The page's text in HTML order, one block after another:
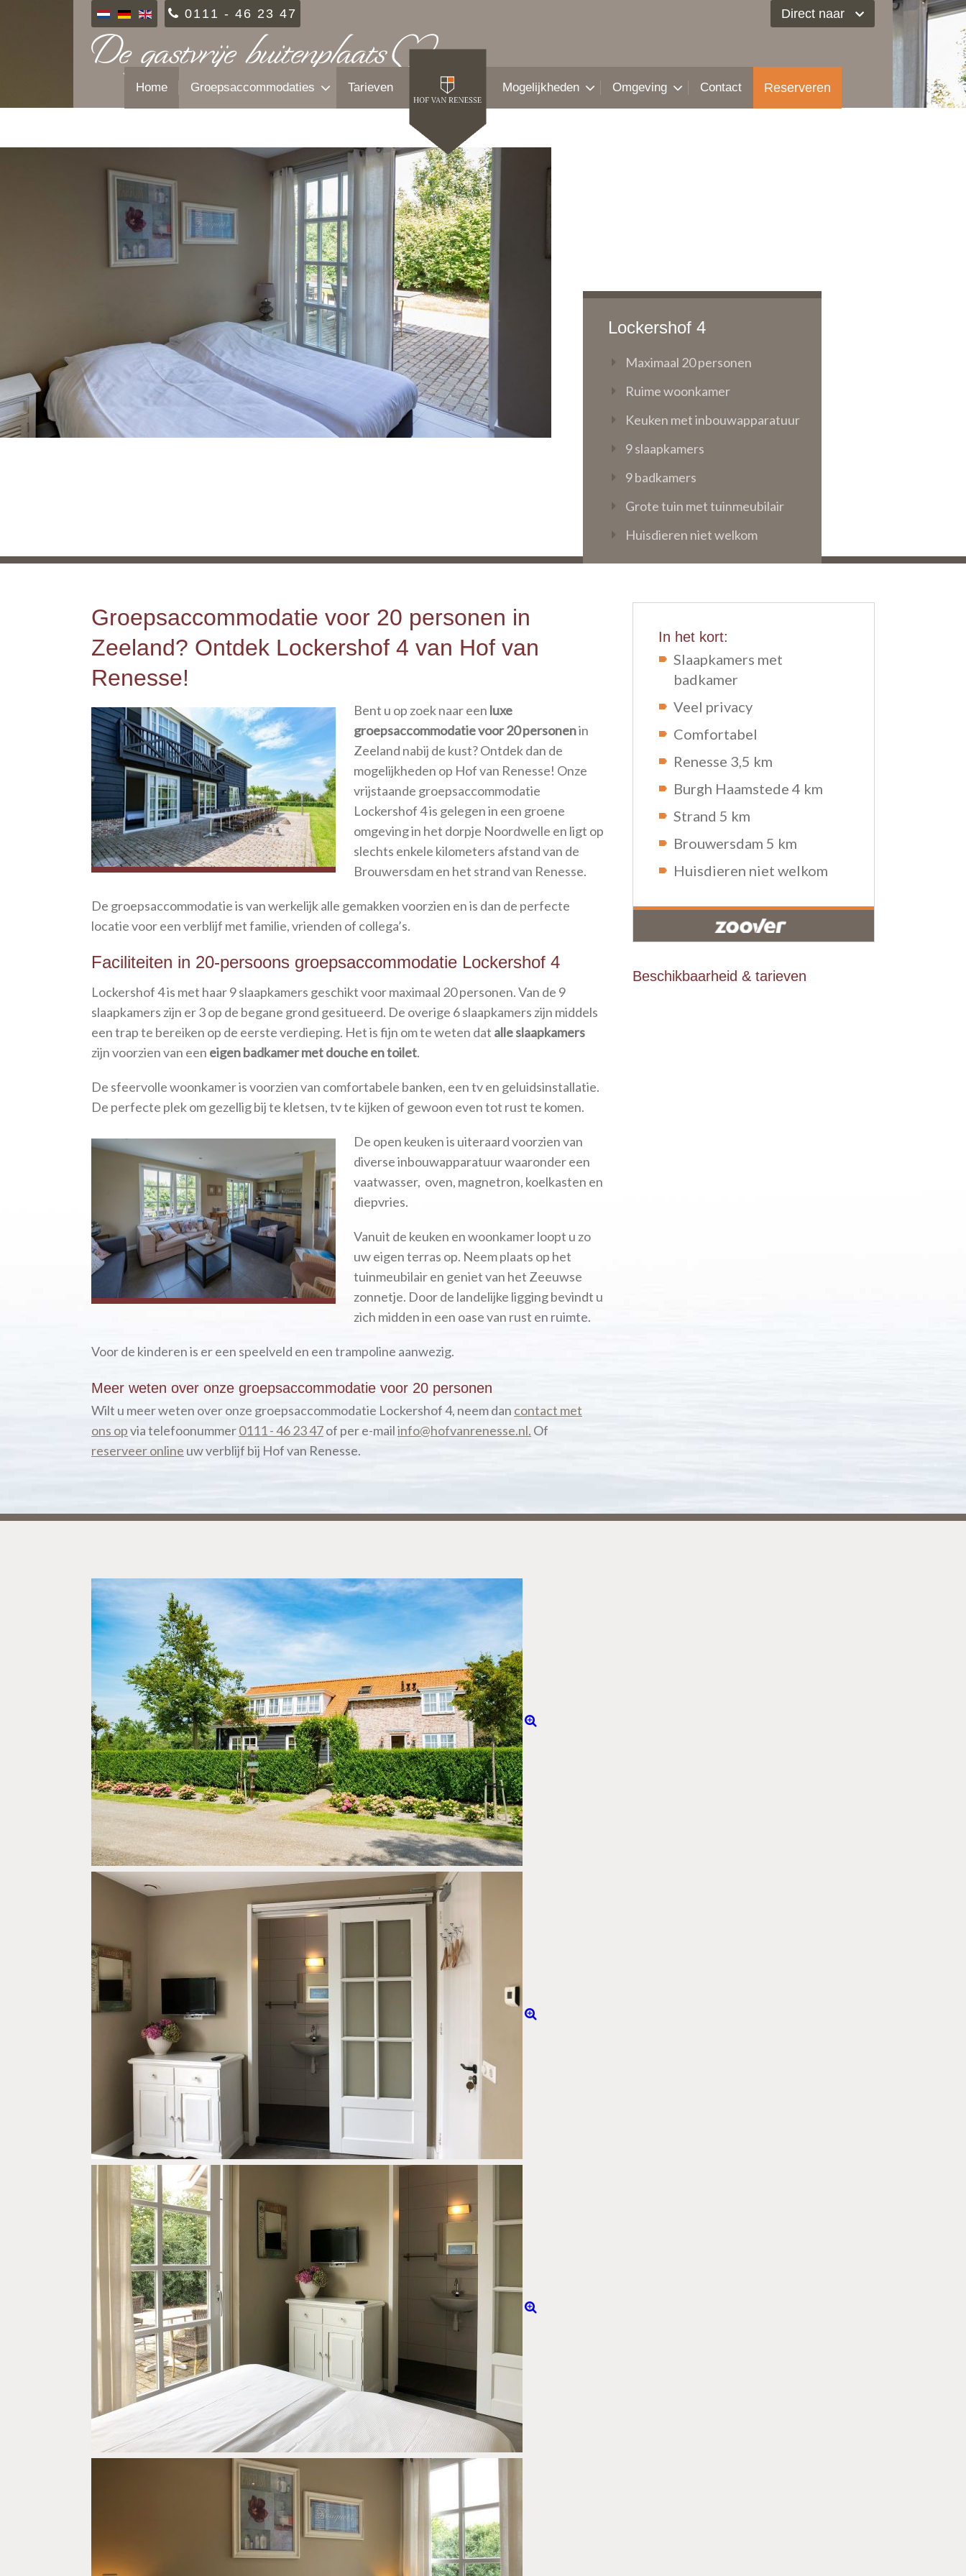
0111 - 46 23 47 Direct naar
Home Groepsaccommodaties Tarieven Mogelijkheden Omgeving Contact Reserveren
Lockershof 4
Maximaal 20 personen
Ruime woonkamer
Keuken met inbouwapparatuur
9 slaapkamers
9 badkamers
Grote tuin met tuinmeubilair
Huisdieren niet welkom
Groepsaccommodatie voor 20 personen in
Zeeland? Ontdek Lockershof 4 van Hof van
Renesse!
Bent u op zoek naar een luxe
groepsaccommodatie voor 20 personenin
Zeeland nabij de kust? Ontdek dan de
mogelijkheden op Hof van Renesse! Onze
vrijstaande groepsaccommodatie
Lockershof 4 is gelegen in een groene
omgeving in het dorpje Noordwelle en ligt op
slechts enkele kilometers afstand van de
Brouwersdam en het strand van Renesse.
De groepsaccommodatie is van werkelijk alle gemakken voorzien en is dan de perfecte
locatie voor een verblijf met familie, vrienden of collega’s.
Faciliteiten in 20-persoons groepsaccommodatie Lockershof 4
Lockershof 4 is met haar 9 slaapkamers geschikt voor maximaal 20 personen. Van de 9
slaapkamers zijn er 3 op de begane grond gesitueerd. De overige 6 slaapkamers zijn middels
een trap te bereiken op de eerste verdieping. Het is fijn om te weten dat alle slaapkamers
zijn voorzien van een eigen badkamer met douche en toilet.
De sfeervolle woonkamer is voorzien van comfortabele banken, een tv en geluidsinstallatie.
De perfecte plek om gezellig bij te kletsen, tv te kijken of gewoon even tot rust te komen.
De open keuken is uiteraard voorzien van
diverse inbouwapparatuur waaronder een
vaatwasser, oven, magnetron, koelkasten en
diepvries.
Vanuit de keuken en woonkamer loopt u zo
uw eigen terras op. Neem plaats op het
tuinmeubilair en geniet van het Zeeuwse
zonnetje. Door de landelijke ligging bevindt u
zich midden in een oase van rust en ruimte.
Voor de kinderen is er een speelveld en een trampoline aanwezig.
Meer weten over onze groepsaccommodatie voor 20 personen
Wilt u meer weten over onze groepsaccommodatie Lockershof 4, neem dan contact met
ons opvia telefoonummer0111 - 46 23 47of per e-mailinfo@hofvanrenesse.nl. Of
reserveer online uw verblijf bij Hof van Renesse.
In het kort:
Slaapkamers met
badkamer
Veel privacy
Comfortabel
Renesse 3,5 km
Burgh Haamstede 4 km
Strand 5 km
Brouwersdam 5 km
Huisdieren niet welkom
Beschikbaarheid & tarieven